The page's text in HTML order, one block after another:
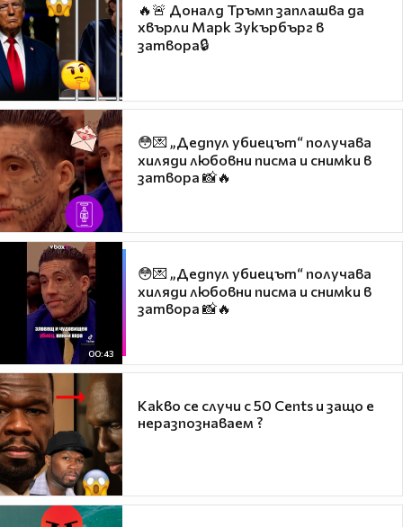
🔥🚨 Доналд Тръмп заплашва да
хвърли Марк Зукърбърг в
затвора🔒
😳💌 „Дедпул убиецът“ получава
хиляди любовни писма и снимки в
затвора 📸🔥
00:43
😳💌 „Дедпул убиецът“ получава
хиляди любовни писма и снимки в
затвора 📸🔥
Какво се случи с 50 Cents и защо е
неразпознаваем ?